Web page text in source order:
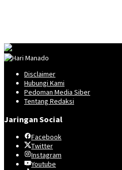
Disclaimer
Hubungi Kami
Pedoman Media Siber
Tentang Redaksi
Jaringan Social
Facebook
Twitter
Instagram
Youtube